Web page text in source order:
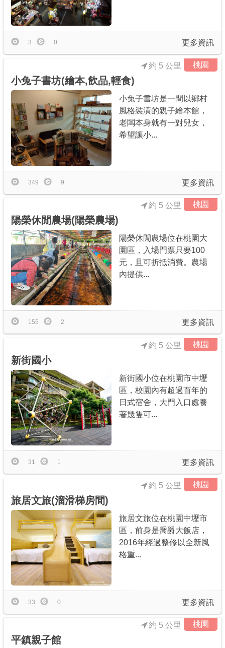
更多資訊
3 0
桃園
約 5 公里
小兔子書坊(繪本,飲品,輕食)
小兔子書坊是一間以鄉村
風格裝潢的親子繪本館，
老闆本身就有一對兒女，
希望讓小...
更多資訊
349 9
桃園
約 5 公里
陽榮休閒農場(陽榮農場)
陽榮休閒農場位在桃園大
園區，入場門票只要100
元，且可折抵消費。農場
內提供...
更多資訊
155 2
桃園
約 5 公里
新街國小
新街國小位在桃園市中壢
區，校園內有超過百年的
日式宿舍，大門入口處養
著幾隻可...
更多資訊
31 1
桃園
約 5 公里
旅居文旅(溜滑梯房間)
旅居文旅位在桃園中壢市
區，前身是喬爵大飯店，
2016年經過整修以全新風
格重...
更多資訊
33 0
桃園
約 5 公里
平鎮親子館